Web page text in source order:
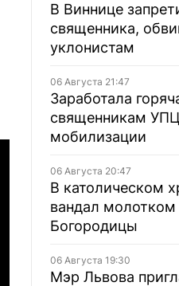
В Виннице
священника,
уклонистам
06 Августа 21:47
Заработала
священникам
мобилизации
06 Августа 20:47
В католическом
вандал
Богородицы
06 Августа 19:30
Мэр Львова